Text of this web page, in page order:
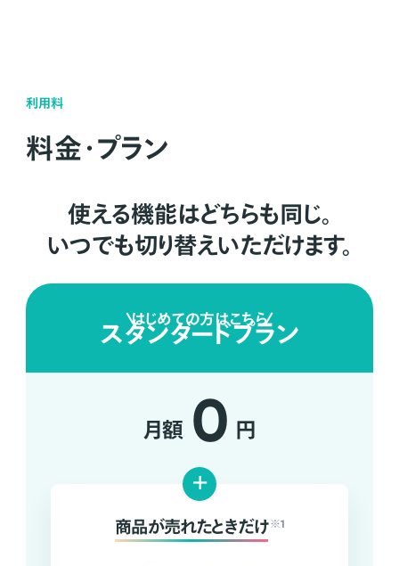
利用料
料金・プラン
使える機能はどちらも同じ。
いつでも切り替えいただけます。
はじめての方はこちら
スタンダードプラン
月額 0 円
+
商品が売れたときだけ ※1